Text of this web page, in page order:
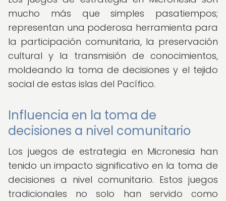
mucho más que simples pasatiempos;
representan una poderosa herramienta para
la participación comunitaria, la preservación
cultural y la transmisión de conocimientos,
moldeando la toma de decisiones y el tejido
social de estas islas del Pacífico.
Influencia en la toma de
decisiones a nivel comunitario
Los juegos de estrategia en Micronesia han
tenido un impacto significativo en la toma de
decisiones a nivel comunitario. Estos juegos
tradicionales no solo han servido como